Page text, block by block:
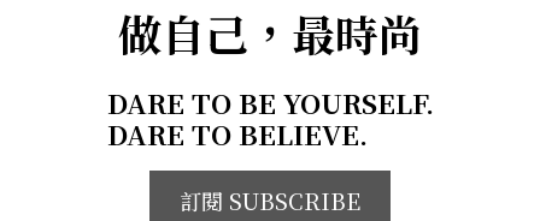
做自己，最時尚
DARE TO BE YOURSELF.
DARE TO BELIEVE.
訂閱 SUBSCRIBE